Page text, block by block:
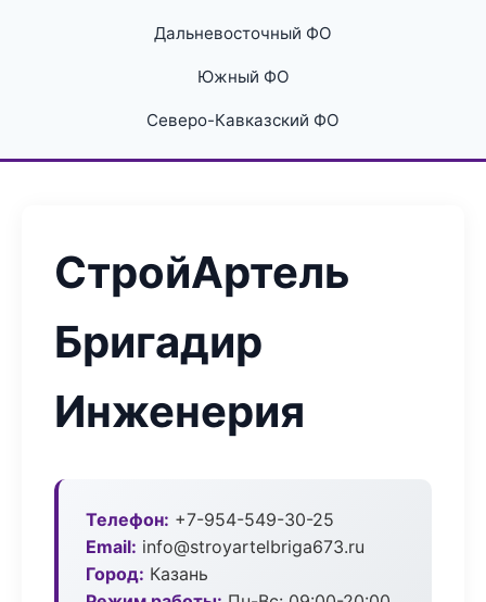
Дальневосточный ФО
Южный ФО
Северо-Кавказский ФО
СтройАртель
Бригадир
Инженерия
Телефон: +7-954-549-30-25
Email: info@stroyartelbriga673.ru
Город: Казань